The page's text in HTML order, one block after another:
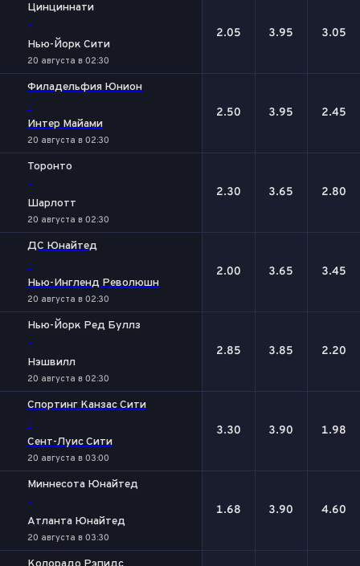
Цинциннати
-
Нью-Йорк Сити
20 августа в 02:30
2.05 3.95 3.05
Филадельфия Юнион
-
Интер Майами
20 августа в 02:30
2.50 3.95 2.45
Торонто
-
Шарлотт
20 августа в 02:30
2.30 3.65 2.80
ДС Юнайтед
-
Нью-Ингленд Революшн
20 августа в 02:30
2.00 3.65 3.45
Нью-Йорк Ред Буллз
-
Нэшвилл
20 августа в 02:30
2.85 3.85 2.20
Спортинг Канзас Сити
-
Сент-Луис Сити
20 августа в 03:00
3.30 3.90 1.98
Миннесота Юнайтед
-
Атланта Юнайтед
20 августа в 03:30
1.68 3.90 4.60